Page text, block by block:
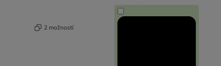
2 možností